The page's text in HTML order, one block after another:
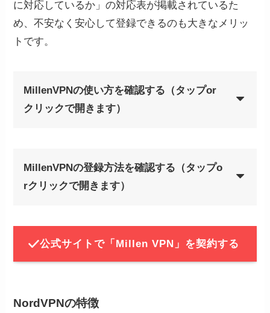
に対応しているか」の対応表が掲載されているた
め、不安なく安心して登録できるのも大きなメリッ
トです。
MillenVPNの使い方を確認する（タップor
クリックで開きます）
MillenVPNの登録方法を確認する（タップo
rクリックで開きます）
入ページへ飛ぶ
公式サイトで「Millen VPN」を契約する
NordVPNの特徴